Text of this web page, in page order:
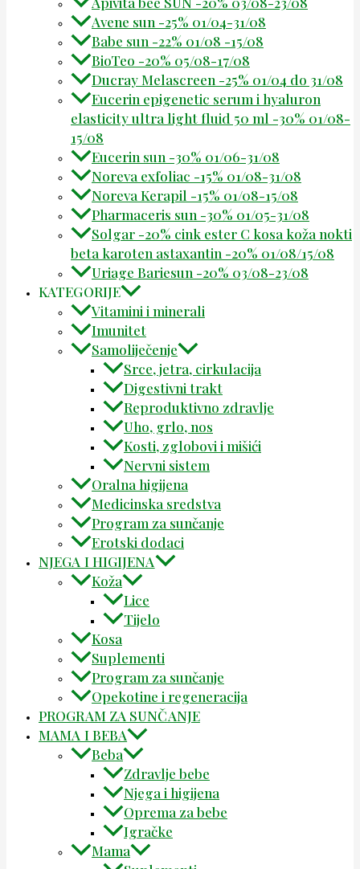
Avene sun -25% 01/04-31/08
Babe sun -22% 01/08 -15/08
BioTeo -20% 05/08-17/08
Ducray Melascreen -25% 01/04 do 31/08
Eucerin epigenetic serum i hyaluron
elasticity ultra light fluid 50 ml -30% 01/08-
15/08
Eucerin sun -30% 01/06-31/08
Noreva exfoliac -15% 01/08-31/08
Noreva Kerapil -15% 01/08-15/08
Pharmaceris sun -30% 01/05-31/08
Solgar -20% cink ester C kosa koža nokti
beta karoten astaxantin -20% 01/08/15/08
Uriage Bariesun -20% 03/08-23/08
KATEGORIJE
Vitamini i minerali
Imunitet
Samoliječenje
Srce, jetra, cirkulacija
Digestivni trakt
Reproduktivno zdravlje
Uho, grlo, nos
Kosti, zglobovi i mišići
Nervni sistem
Oralna higijena
Medicinska sredstva
Program za sunčanje
Erotski dodaci
NJEGA I HIGIJENA
Koža
Lice
Tijelo
Kosa
Suplementi
Program za sunčanje
Opekotine i regeneracija
PROGRAM ZA SUNČANJE
MAMA I BEBA
Beba
Zdravlje bebe
Njega i higijena
Oprema za bebe
Igračke
Mama